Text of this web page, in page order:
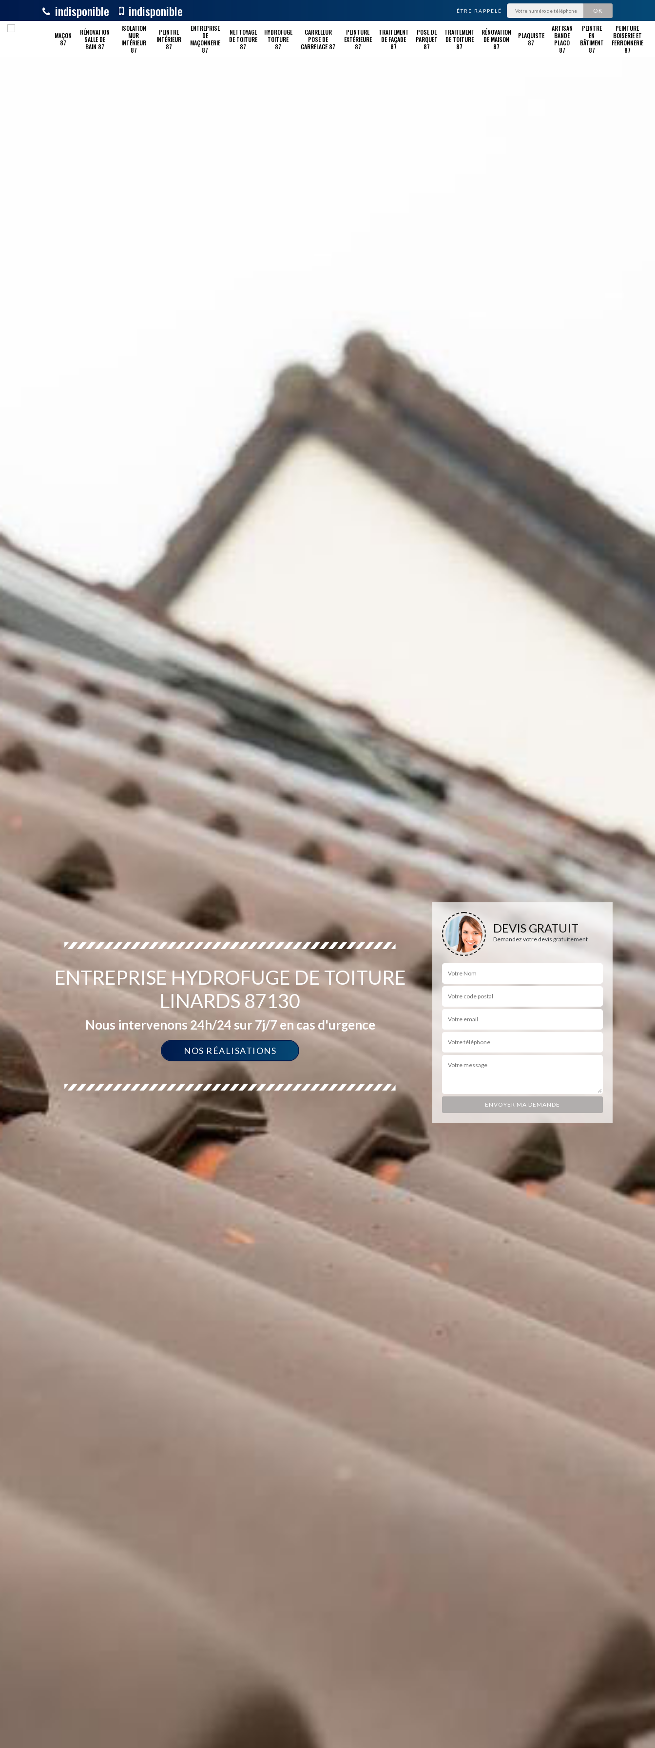
indisponible indisponible ÊTRE RAPPELÉ
MAÇON
87
RÉNOVATION
SALLE DE
BAIN 87
ISOLATION
MUR
INTÉRIEUR
87
PEINTRE
INTÉRIEUR
87
ENTREPRISE
DE
MAÇONNERIE
87
NETTOYAGE
DE TOITURE
87
HYDROFUGE
TOITURE
87
CARRELEUR
POSE DE
CARRELAGE 87
PEINTURE
EXTÉRIEURE
87
TRAITEMENT
DE FAÇADE
87
POSE DE
PARQUET
87
TRAITEMENT
DE TOITURE
87
RÉNOVATION
DE MAISON
87
PLAQUISTE
87
ARTISAN
BANDE
PLACO
87
PEINTRE
EN
BÂTIMENT
87
PEINTURE
BOISERIE ET
FERRONNERIE
87
ENTREPRISE HYDROFUGE DE TOITURE
LINARDS 87130
Nous intervenons 24h/24 sur 7j/7 en cas d'urgence
NOS RÉALISATIONS
DEVIS GRATUIT
Demandez votre devis gratuitement